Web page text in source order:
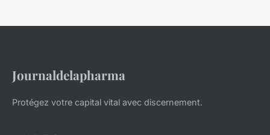
Journaldelapharma
Protégez votre capital vital avec discernement.